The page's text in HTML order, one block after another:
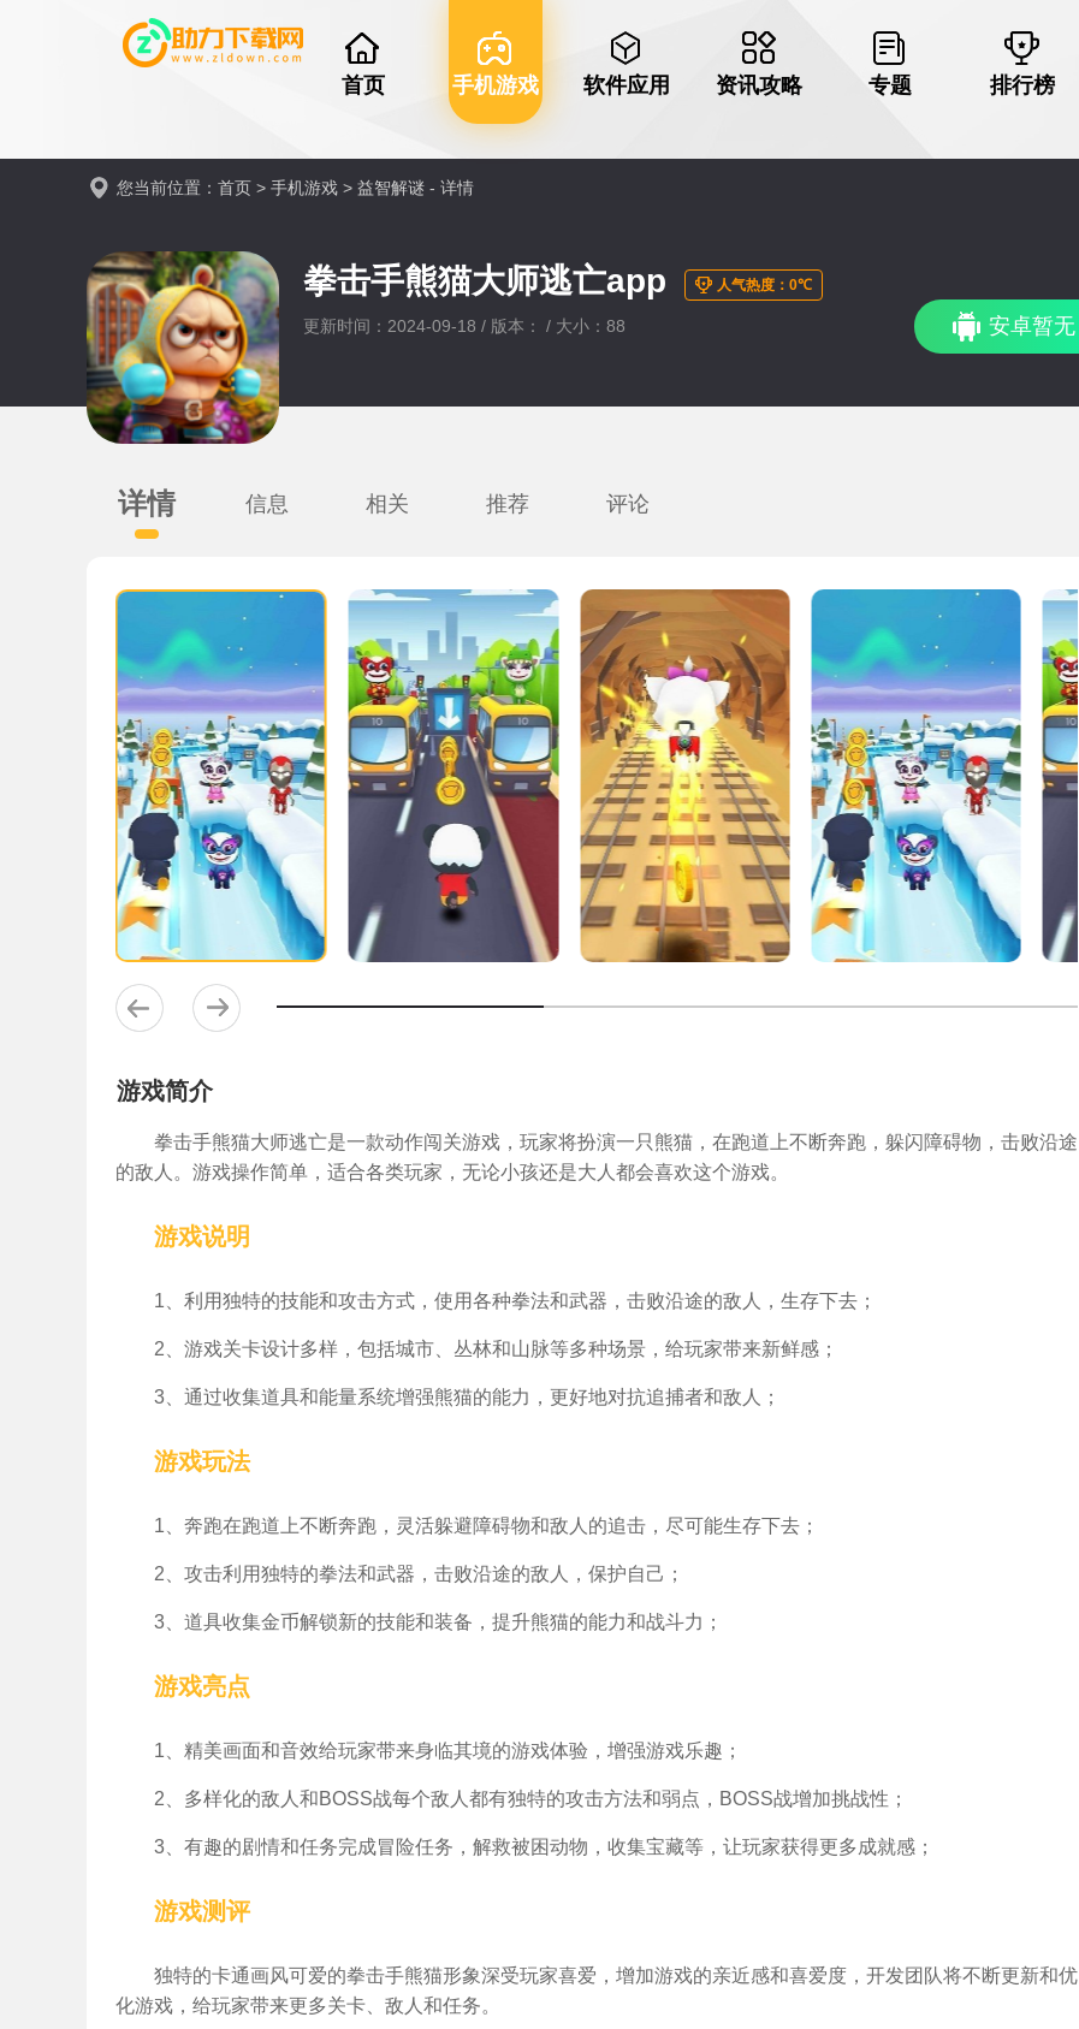
首页 手机游戏 软件应用 资讯攻略 专题 排行榜
您当前位置： 首页 > 手机游戏 > 益智解谜 - 详情
拳击手熊猫大师逃亡app 人气热度：0℃
更新时间：2024-09-18 / 版本： / 大小：88 安卓暂无
详情 信息 相关 推荐 评论
游戏简介
拳击手熊猫大师逃亡是一款动作闯关游戏，玩家将扮演一只熊猫，在跑道上不断奔跑，躲闪障碍物，击败沿途
的敌人。游戏操作简单，适合各类玩家，无论小孩还是大人都会喜欢这个游戏。
游戏说明
1、利用独特的技能和攻击方式，使用各种拳法和武器，击败沿途的敌人，生存下去；
2、游戏关卡设计多样，包括城市、丛林和山脉等多种场景，给玩家带来新鲜感；
3、通过收集道具和能量系统增强熊猫的能力，更好地对抗追捕者和敌人；
游戏玩法
1、奔跑在跑道上不断奔跑，灵活躲避障碍物和敌人的追击，尽可能生存下去；
2、攻击利用独特的拳法和武器，击败沿途的敌人，保护自己；
3、道具收集金币解锁新的技能和装备，提升熊猫的能力和战斗力；
游戏亮点
1、精美画面和音效给玩家带来身临其境的游戏体验，增强游戏乐趣；
2、多样化的敌人和BOSS战每个敌人都有独特的攻击方法和弱点，BOSS战增加挑战性；
3、有趣的剧情和任务完成冒险任务，解救被困动物，收集宝藏等，让玩家获得更多成就感；
游戏测评
独特的卡通画风可爱的拳击手熊猫形象深受玩家喜爱，增加游戏的亲近感和喜爱度， 开发团队将不断更新和优
化游戏，给玩家带来更多关卡、敌人和任务。